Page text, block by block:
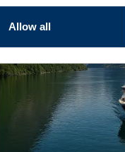
Allow all